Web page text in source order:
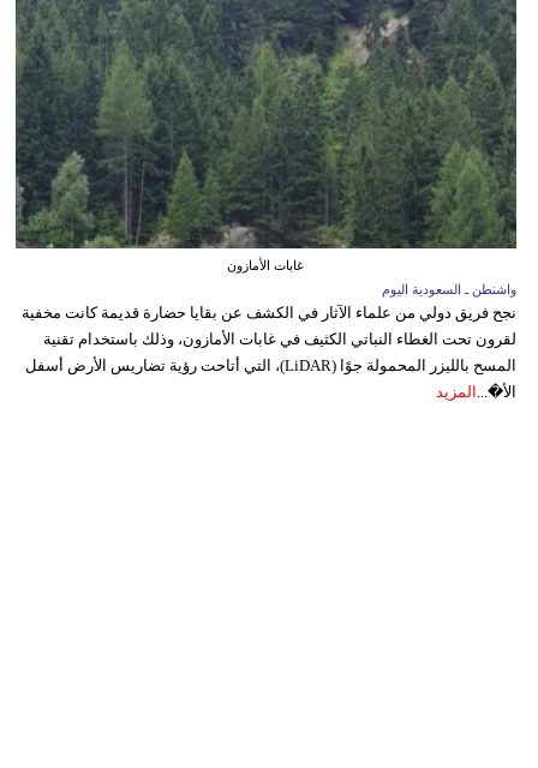
غابات الأمازون
واشنطن ـ السعودية اليوم
نجح فريق دولي من علماء الآثار في الكشف عن بقايا حضارة قديمة كانت مخفية
لقرون تحت الغطاء النباتي الكثيف في غابات الأمازون، وذلك باستخدام تقنية
المسح بالليزر المحمولة جوًا (LiDAR)، التي أتاحت رؤية تضاريس الأرض أسفل
الأ�... المزيد